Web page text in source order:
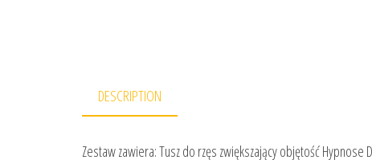
DESCRIPTION
Zestaw zawiera: Tusz do rzęs zwiększający objętość